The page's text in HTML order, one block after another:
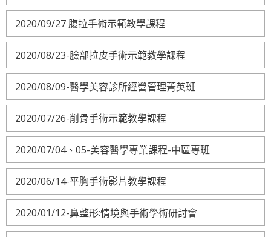
2020/09/27 腹拉手術示範教學課程
2020/08/23-臉部拉皮手術示範教學課程
2020/08/09-醫學美容診所經營管理菁英班
2020/07/26-削骨手術示範教學課程
2020/07/04、05-美容醫學專業課程-中區專班
2020/06/14-平胸手術影片教學課程
2020/01/12-鼻整形:情境與手術學術研討會